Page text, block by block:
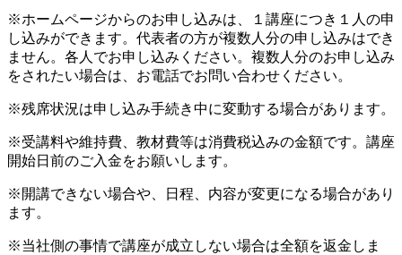
※ホームページからのお申し込みは、１講座につき１人の申
し込みができます。代表者の方が複数人分の申し込みはでき
ません。各人でお申し込みください。複数人分のお申し込み
をされたい場合は、お電話でお問い合わせください。
※残席状況は申し込み手続き中に変動する場合があります。
※受講料や維持費、教材費等は消費税込みの金額です。講座
開始日前のご入金をお願いします。
※開講できない場合や、日程、内容が変更になる場合があり
ます。
※当社側の事情で講座が成立しない場合は全額を返金しま